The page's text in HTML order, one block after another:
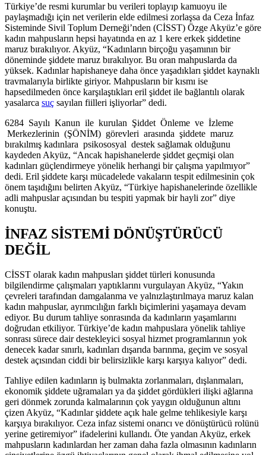
Türkiye’de resmi kurumlar bu verileri toplayıp kamuoyu ile
paylaşmadığı için net verilerin elde edilmesi zorlaşsa da Ceza İnfaz
Sisteminde Sivil Toplum Derneği’nden (CİSST) Özge Akyüz’e göre
kadın mahpusların hepsi hayatında en az 1 kere erkek şiddetine
maruz bırakılıyor. Akyüz, “Kadınların birçoğu yaşamının bir
döneminde şiddete maruz bırakılıyor. Bu oran mahpuslarda da
yüksek. Kadınlar hapishaneye daha önce yaşadıkları şiddet kaynaklı
travmalarıyla birlikte giriyor. Mahpusların bir kısmı ise
hapsedilmeden önce karşılaştıkları eril şiddet ile bağlantılı olarak
yasalarca suç sayılan fiilleri işliyorlar” dedi.
6284 Sayılı Kanun ile kurulan Şiddet Önleme ve İzleme
Merkezlerinin (ŞÖNİM) görevleri arasında şiddete maruz
bırakılmış kadınlara psikososyal destek sağlamak olduğunu
kaydeden Akyüz, “Ancak hapishanelerde şiddet geçmişi olan
kadınları güçlendirmeye yönelik herhangi bir çalışma yapılmıyor”
dedi. Eril şiddete karşı mücadelede vakaların tespit edilmesinin çok
önem taşıdığını belirten Akyüz, “Türkiye hapishanelerinde özellikle
adli mahpuslar açısından bu tespiti yapmak bir hayli zor” diye
konuştu.
İNFAZ SİSTEMİ DÖNÜŞTÜRÜCÜ
DEĞİL
CİSST olarak kadın mahpusları şiddet türleri konusunda
bilgilendirme çalışmaları yaptıklarını vurgulayan Akyüz, “Yakın
çevreleri tarafından damgalanma ve yalnızlaştırılmaya maruz kalan
kadın mahpuslar, ayrımcılığın farklı biçimlerini yaşamaya devam
ediyor. Bu durum tahliye sonrasında da kadınların yaşamlarını
doğrudan etkiliyor. Türkiye’de kadın mahpuslara yönelik tahliye
sonrası sürece dair destekleyici sosyal hizmet programlarının yok
denecek kadar sınırlı, kadınları dışarıda barınma, geçim ve sosyal
destek açısından ciddi bir belirsizlikle karşı karşıya kalıyor” dedi.
Tahliye edilen kadınların iş bulmakta zorlanmaları, dışlanmaları,
ekonomik şiddete uğramaları ya da şiddet gördükleri ilişki ağlarına
geri dönmek zorunda kalmalarının çok yaygın olduğunun altını
çizen Akyüz, “Kadınlar şiddete açık hale gelme tehlikesiyle karşı
karşıya bırakılıyor. Ceza infaz sistemi onarıcı ve dönüştürücü rolünü
yerine getiremiyor” ifadelerini kullandı. Öte yandan Akyüz, erkek
mahpusların kadınlardan her zaman daha fazla olmasının kadınların